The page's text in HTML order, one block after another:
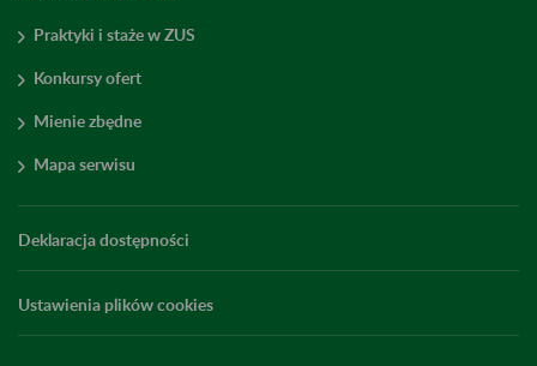
Praktyki i staże w ZUS
Konkursy ofert
Mienie zbędne
Mapa serwisu
Deklaracja dostępności
Ustawienia plików cookies